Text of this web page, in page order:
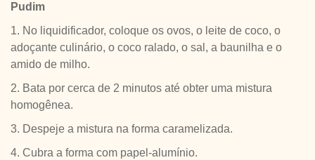
Pudim
1. No liquidificador, coloque os ovos, o leite de coco, o
adoçante culinário, o coco ralado, o sal, a baunilha e o
amido de milho.
2. Bata por cerca de 2 minutos até obter uma mistura
homogênea.
3. Despeje a mistura na forma caramelizada.
4. Cubra a forma com papel-alumínio.